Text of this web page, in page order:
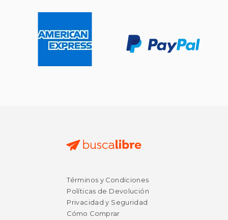
Términos y Condiciones
Políticas de Devolución
Privacidad y Seguridad
Cómo Comprar